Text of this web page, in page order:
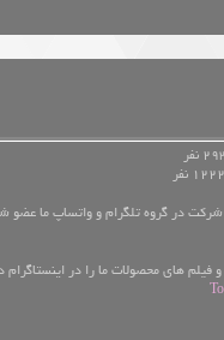
در گروه تلگرام و واتساپ ما عضو
های محصولات ما را در اینستاگرام